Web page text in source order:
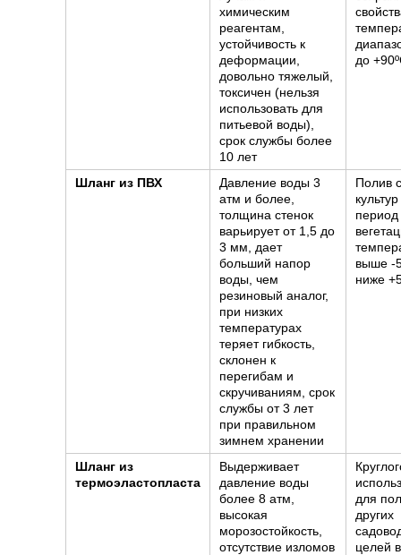
химическим
реагентам,
устойчивость к
деформации,
довольно тяжелый,
токсичен (нельзя
использовать для
питьевой воды),
срок службы более
10 лет
до
Шланг из ПВХ
Давление воды 3
атм и более,
толщина стенок
варьирует от 1,5 до
3 мм, дает
больший напор
воды, чем
резиновый аналог,
при низких
температурах
теряет гибкость,
склонен к
перегибам и
скручиваниям, срок
службы от 3 лет
при правильном
зимнем хранении
Полив
период
выше -
ниже
Шланг из
термоэластопласта
Выдерживает
давление воды
более 8 атм,
высокая
морозостойкость,
отсутствие изломов
для
других
целей в